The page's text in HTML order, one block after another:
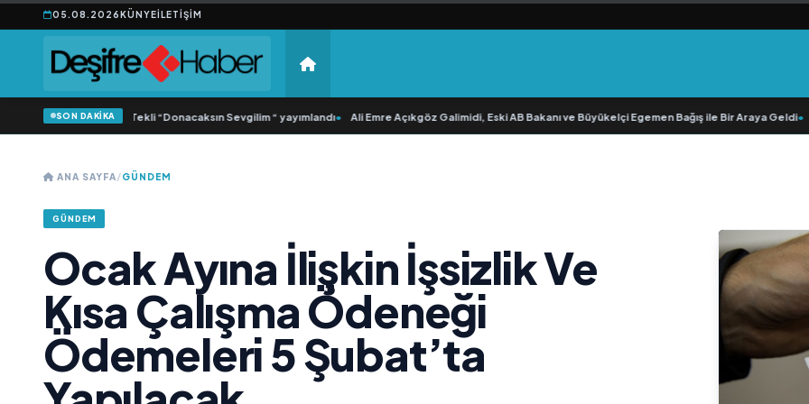
05.08.2026KÜNYEİLETIŞIM
SON DAKİKA
Samlı ‘dan İkinci Tekli “Donacaksın Sevgilim “ yayımlandı• Ali Emre Açıkgöz Galimidi, Eski AB Bakanı ve Büyükelçi Egemen Bağış ile Bir Araya Geldi•
ANA SAYFA/GÜNDEM
GÜNDEM
Ocak Ayına İlişkin İşsizlik Ve
Kısa Çalışma Ödeneği
Ödemeleri 5 Şubat’ta